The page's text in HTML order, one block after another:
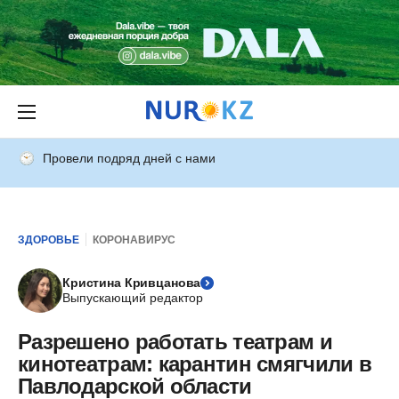
Провели подряд дней с нами
ЗДОРОВЬЕ КОРОНАВИРУС
Кристина Кривцанова
Выпускающий редактор
Разрешено работать театрам и
кинотеатрам: карантин смягчили в
Павлодарской области